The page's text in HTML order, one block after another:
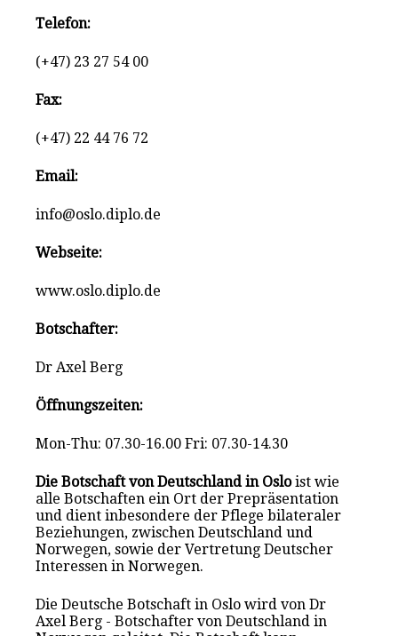
Telefon:
(+47) 23 27 54 00
Fax:
(+47) 22 44 76 72
Email:
info@oslo.diplo.de
Webseite:
www.oslo.diplo.de
Botschafter:
Dr Axel Berg
Öffnungszeiten:
Mon-Thu: 07.30-16.00 Fri: 07.30-14.30
Die Botschaft von Deutschland in Osloist wie
alle Botschaften ein Ort der Prepräsentation
und dient inbesondere der Pflege bilateraler
Beziehungen, zwischen Deutschland und
Norwegen, sowie der Vertretung Deutscher
Interessen in Norwegen.
Die Deutsche Botschaft in Oslo wird von Dr
Axel Berg - Botschafter von Deutschland in